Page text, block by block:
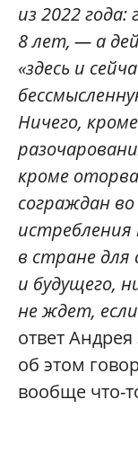
из 2022 года:
8 лет, — а
«здесь и
Ничего,
кроме
сограждан
в стране
и будущего,
не ждет,
ответ
об этом
вообще что-